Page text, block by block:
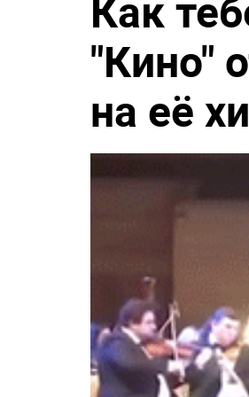
"Кино"
на её